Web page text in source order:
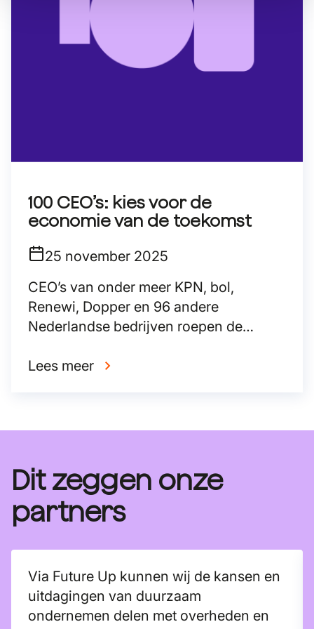
100 CEO’s: kies voor de
economie van de toekomst
25 november 2025
CEO’s van onder meer KPN, bol,
Renewi, Dopper en 96 andere
Nederlandse bedrijven roepen de
de economie van de toekomst.
Lees meer
Dit zeggen onze
partners
Via Future Up kunnen wij de kansen en
uitdagingen van duurzaam
ondernemen delen met overheden en